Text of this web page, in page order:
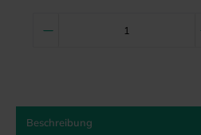
Beschreibung